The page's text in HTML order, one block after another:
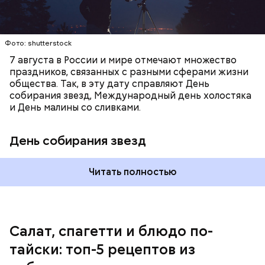
Фото: shutterstock
7 августа в России и мире отмечают множество
праздников, связанных с разными сферами жизни
общества. Так, в эту дату справляют День
собирания звезд, Международный день холостяка
и День малины со сливками.
День собирания звезд
Читать полностью
Салат, спагетти и блюдо по-
тайски: топ-5 рецептов из
чеснок;
Однако диетолог предупредила: не для всех дыня
может быть полезна. В первую очередь ее стоит
есть с осторожностью людям:
с сахарным диабетом;
лишним весом.